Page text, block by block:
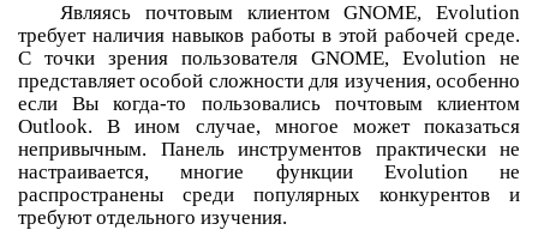
Являясь почтовым клиентом GNOME, Evolution
требует наличия навыков работы в этой рабочей среде.
С точки зрения пользователя GNOME, Evolution не
представляет особой сложности для изучения, особенно
если Вы когда-то пользовались почтовым клиентом
Outlook. В ином случае, многое может показаться
непривычным. Панель инструментов практически не
настраивается, многие функции Evolution не
распространены среди популярных конкурентов и
требуют отдельного изучения.